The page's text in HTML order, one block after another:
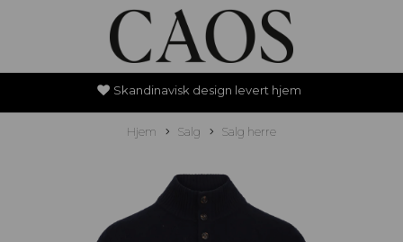
Skandinavisk design levert hjem
Hjem Salg Salg herre